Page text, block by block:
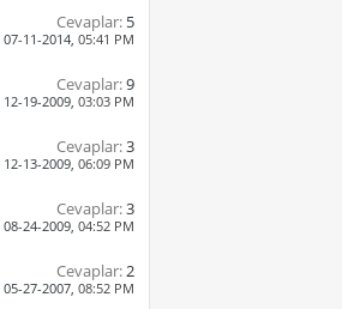
Cevaplar: 5
07-11-2014, 05:41 PM
Cevaplar:9
12-19-2009, 03:03 PM
Cevaplar:3
12-13-2009, 06:09 PM
Cevaplar:3
08-24-2009, 04:52 PM
Cevaplar:2
05-27-2007, 08:52 PM